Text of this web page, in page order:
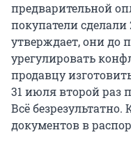
предварительной
покупатели
утверждает, они до
урегулировать
продавцу
31 июля второй раз
Всё
документов в